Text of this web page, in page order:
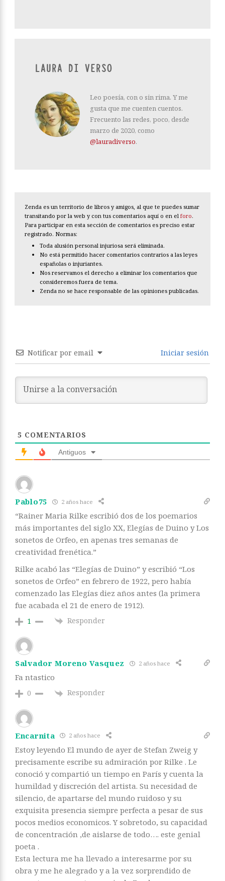
LAURA DI VERSO
Leo poesía, con o sin rima. Y me
gusta que me cuenten cuentos.
Frecuento las redes, poco, desde
marzo de 2020, como
@lauradiverso.
Zenda es un territorio de libros y amigos, al que te puedes sumar
transitando por la web y con tus comentarios aquí o en el foro.
Para participar en esta sección de comentarios es preciso estar
registrado. Normas:
Toda alusión personal injuriosa será eliminada.
No está permitido hacer comentarios contrarios a las leyes
españolas o injuriantes.
Nos reservamos el derecho a eliminar los comentarios que
consideremos fuera de tema.
Zenda no se hace responsable de las opiniones publicadas.
Notificar por email Iniciar sesión
5 COMENTARIOS
Antiguos
Pablo75 2 años hace
“Rainer Maria Rilke escribió dos de los poemarios
más importantes del siglo XX, Elegías de Duino y Los
sonetos de Orfeo, en apenas tres semanas de
creatividad frenética.”
Rilke acabó las “Elegías de Duino” y escribió “Los
sonetos de Orfeo” en febrero de 1922, pero había
comenzado las Elegías diez años antes (la primera
fue acabada el 21 de enero de 1912).
1 Responder
Salvador Moreno Vasquez 2 años hace
Fa ntastico
0 Responder
Encarnita 2 años hace
Estoy leyendo El mundo de ayer de Stefan Zweig y
precisamente escribe su admiración por Rilke . Le
conoció y compartió un tiempo en París y cuenta la
humildad y discreción del artista. Su necesidad de
silencio, de apartarse del mundo ruidoso y su
exquisita presencia siempre perfecta a pesar de sus
pocos medios economicos. Y sobretodo, su capacidad
de concentración ,de aislarse de todo…. este genial
poeta .
Esta lectura me ha llevado a interesarme por su
obra y me he alegrado y a la vez sorprendido de